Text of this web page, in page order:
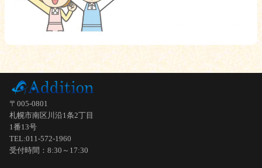
〒005-0801
札幌市南区川沿1条2丁目
1番13号
TEL:011-572-1960
受付時間：8:30～17:30